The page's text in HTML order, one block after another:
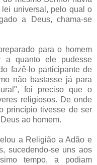
universal, pelo qual o
a Deus, chama-se
para o homem
a quanto ele pudesse
fazê-lo participante de
não bastasse já para
foi preciso que o
religiosos. De onde
princípio tivesse de ser
ao homem.
a Religião a Adão e
sucedendo-se uns aos
tempo, a podiam